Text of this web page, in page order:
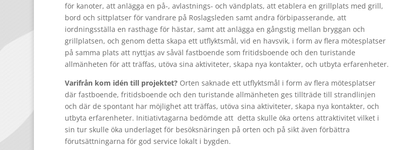
för kanoter, att anlägga en på-, avlastnings- och vändplats, att etablera en grillplats med grill,
bord och sittplatser för vandrare på Roslagsleden samt andra förbipasserande, att
iordningsställa en rasthage för hästar, samt att anlägga en gångstig mellan bryggan och
grillplatsen, och genom detta skapa ett utflyktsmål, vid en havsvik, i form av flera mötesplatser
på samma plats att nyttjas av såväl fastboende som fritidsboende och den turistande
allmänheten för att träffas, utöva sina aktiviteter, skapa nya kontakter, och utbyta erfarenheter.
Varifrån kom idén till projektet?Orten saknade ett utflyktsmål i form av flera mötesplatser
där fastboende, fritidsboende och den turistande allmänheten ges tillträde till strandlinjen
och där de spontant har möjlighet att träffas, utöva sina aktiviteter, skapa nya kontakter, och
utbyta erfarenheter. Initiativtagarna bedömde att detta skulle öka ortens attraktivitet vilket i
sin tur skulle öka underlaget för besöksnäringen på orten och på sikt även förbättra
förutsättningarna för god service lokalt i bygden.